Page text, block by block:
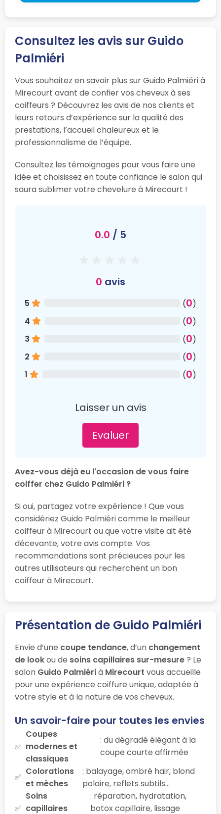
Consultez les avis sur Guido
Palmiéri
Vous souhaitez en savoir plus sur Guido Palmiéri à
Mirecourt avant de confier vos cheveux à ses
coiffeurs ? Découvrez les avis de nos clients et
leurs retours d’expérience sur la qualité des
prestations, l’accueil chaleureux et le
professionnalisme de l’équipe.
Consultez les témoignages pour vous faire une
idée et choisissez en toute confiance le salon qui
saura sublimer votre chevelure à Mirecourt !
0.0 / 5
0 avis
5 (0)
4
(0)
3
(0)
2
(0)
1
(0)
Laisser un avis
Evaluer
Avez-vous déjà eu l'occasion de vous faire
coiffer chez Guido Palmiéri ?
Si oui, partagez votre expérience ! Que vous
considériez Guido Palmiéri comme le meilleur
coiffeur à Mirecourt ou que votre visite ait été
décevante, votre avis compte. Vos
recommandations sont précieuces pour les
autres utilisateurs qui recherchent un bon
coiffeur à Mirecourt.
Présentation de Guido Palmiéri
Envie d’une coupe tendance, d’un changement
de lookou de soins capillaires sur-mesure? Le
salon Guido Palmiérià Mirecourt vous accueille
pour une expérience coiffure unique, adaptée à
votre style et à la nature de vos cheveux.
Un savoir-faire pour toutes les envies
Coupes
modernes et
classiques
: du dégradé élégant à la
coupe courte affirmée
Colorations
et mèches
: balayage, ombré hair, blond
polaire, reflets subtils…
Soins
capillaires
: réparation, hydratation,
botox capillaire, lissage